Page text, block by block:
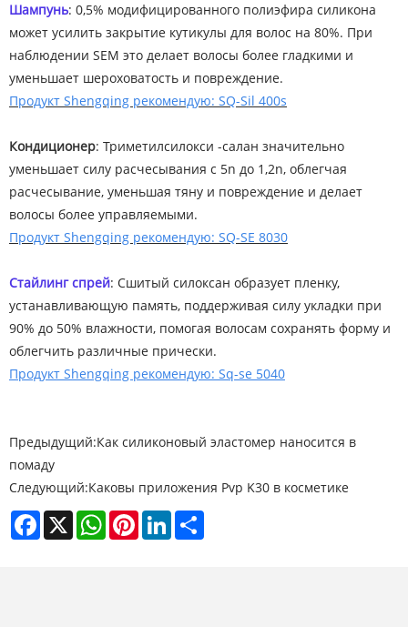
Шампунь: 0,5% модифицированного полиэфира силикона
может усилить закрытие кутикулы для волос на 80%. При
наблюдении SEM это делает волосы более гладкими и
уменьшает шероховатость и повреждение.
Продукт Shengqing рекомендую: SQ-Sil 400s
Кондиционер: Триметилсилокси -салан значительно
уменьшает силу расчесывания с 5n до 1,2n, облегчая
расчесывание, уменьшая тяну и повреждение и делает
волосы более управляемыми.
Продукт Shengqing рекомендую: SQ-SE 8030
Стайлинг спрей: Сшитый силоксан образует пленку,
устанавливающую память, поддерживая силу укладки при
90% до 50% влажности, помогая волосам сохранять форму и
облегчить различные прически.
Продукт Shengqing рекомендую: Sq-se 5040
Предыдущий:Как силиконовый эластомер наносится в
помаду
Следующий:Каковы приложения Pvp K30 в косметике
Facebook
X WhatsAppPinterestLinkedIn